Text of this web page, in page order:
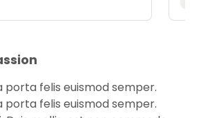
porta felis euismod semper.
porta felis euismod semper.